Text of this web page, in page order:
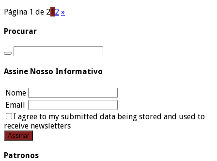
Página 1 de 21 2 »
Procurar
Assine Nosso Informativo
Nome
Email
I agree to my submitted data being stored and used to
receive newsletters
Patronos